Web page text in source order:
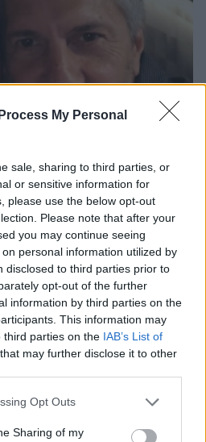
My Personal
sale, sharing to third parties, or
or sensitive information for
please use the below opt-out
Please note that after your
you may continue seeing
personal information utilized by
disclosed to third parties prior to
opt-out of the further
information by third parties on the
This information may
third parties on the IAB’s List of
that may further disclose it to other
app uses one or more Google
behaviour. You may click to
Opt Outs
Sharing of my
στα 68 του χρόνια ο
ο μέντορας και
τελευταία στιγμή